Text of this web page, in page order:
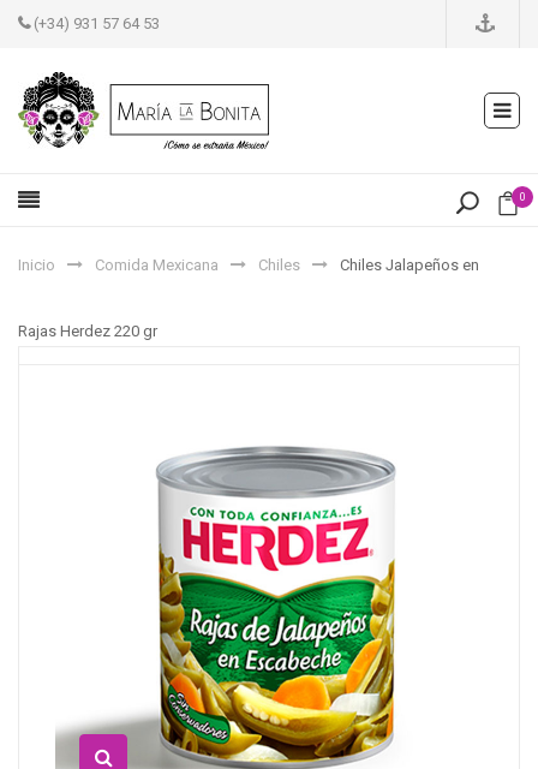
(+34) 931 57 64 53
0
Inicio Comida Mexicana Chiles Chiles Jalapeños en
Rajas Herdez 220 gr